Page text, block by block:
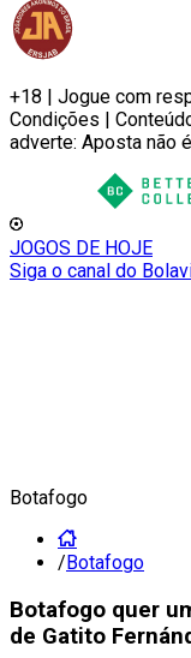
+18 | Jogue com
Condições |
adverte: Aposta não
JOGOS DE HOJE
Siga o canal do
Botafogo
/Botafogo
Botafogo quer
de Gatito